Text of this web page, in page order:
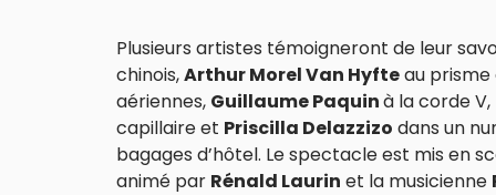
Plusieurs artistes témoigneront de leur
chinois,Arthur Morel Van Hyfteau
aériennes, Guillaume Paquinà la corde
capillaire et Priscilla Delazzizo dans un
bagages d’hôtel. Le spectacle est mis en
animé par Rénald Laurin et la musicienne